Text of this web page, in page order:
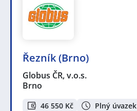
Řezník (Brno)
Globus ČR, v.o.s.
Brno
46 550 Kč Plný úvazek